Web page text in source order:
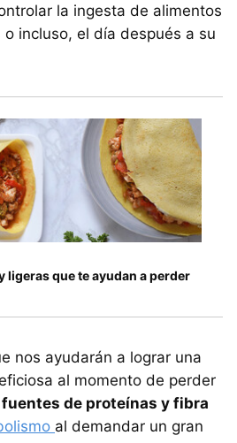
la ingesta de alimentos
incluso, el día después a su
ligeras que te ayudan a perder
nos ayudarán a lograr una
al momento de perder
fuentes de proteínas y fibra
al demandar un gran